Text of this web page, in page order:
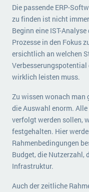
Die passende ERP-
zu finden ist nicht
Beginn eine IST-
Prozesse in den Fokus
ersichtlich an welchen
Verbesserungspotential
wirklich leisten muss.
Zu wissen wonach man
die Auswahl enorm.
verfolgt werden sollen,
festgehalten. Hier
Rahmenbedingungen
Budget, die Nutzerzahl,
Infrastruktur.
Auch der zeitliche